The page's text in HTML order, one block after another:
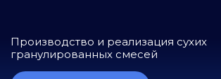
Производство и реализация сухих
гранулированных смесей